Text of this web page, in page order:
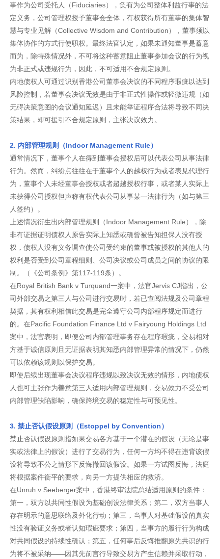
事作为公司受托人（Fiduciaries），负有为公司整体利益行事的法
定义务，公司管理权授予董事会全体，有权获得所有董事的集体智
慧与专业见解（Collective Wisdom and Contribution），董事须以
集体协作的方式行使职权。最终法官认定，如果未通知董事是蓄意
而为，除特殊情况外，不可将这种蓄意阻止董事参加会议的行为视
为非正式或违规行为，因此，不可适用不合规定原则。
内地债权人可通过识别香港公司董事会决议的不同程序瑕疵以达到
风险控制，若董事会决议无效是由于非正式性操作或轻微违规（如
无碍决策意图的会议通知延迟）且未能举证程序合法将导致不同决
策结果，即可援引不合规定原则，主张决议效力。
2. 内部管理规则（Indoor Management Rule）
通常情况下，董事个人在得到董事会授权后可以代表公司从事法律
行为。然而，纠纷点往往在于董事个人的越权行为或者表见代理行
为，董事个人未经董事会授权或者超越授权行事，或者某人实际上
未获得公司授权但声称有权代表公司从事某一法律行为（如与第三
人签约）。
上述情况衍生出内部管理规则（Indoor Management Rule），除
非有证据证明债权人原告实际上知悉或确曾被告知担保人没有授
权，债权人没有义务调查使公司受约束的董事或被授权的其他人的
权利是否受到公司章程细则、公司决议或公司成员之间的协议的限
制。（《公司条例》第117-119条）。
在Royal British Bank v Turquand一案中，法官Jervis CJ指出，公
司外部交易之第三人与公司进行交易时，若已查阅法规及公司章程
契据，其有权利相信此交易是完全遵守公司内部程序规定而进行
的。在Pacific Foundation Finance Ltd v Fairyoung Holdings Ltd
案中，法官表明，即便公司内部管理事务存在程序瑕疵，交易相对
方基于诚信原则且无证据表明其知悉内部管理异常的情况下，仍然
可以依赖该规则以保护交易。
即使后续出现董事会决议程序违规以致决议无效的情形，内地债权
人也可主张作为善意第三人适用内部管理规则，交易效力不受公司
内部管理缺陷影响，确保跨境交易的稳定性与可预见性。
3. 禁止否认假设原则（Estoppel by Convention）
禁止否认假设原则指如果交易各方基于一个潜在的假设（无论是事
实或法律上的假设）进行了交易行为，任何一方均不得在违背该假
设将导致不公之情形下反悔撤回该假设。如果一方试图反悔，法庭
将根据案件衡平的要求，向另一方提供相应的救济。
在Unruh v Seeberger案中，香港终审法院总结适用原则的条件：
第一，双方以共同性假设为基础创设法律关系；第二，双方当事人
存在明示的意思联络及外化行动；第三，当事人对基础假设的真实
性没有验证义务或者认知瑕疵要求；第四，当事方的履行行为构成
对共同假设的持续性确认；第五，任何事后反悔推翻原先共识的行
为将不被采纳——因其先前言行导致交易方产生信赖并采取行动，